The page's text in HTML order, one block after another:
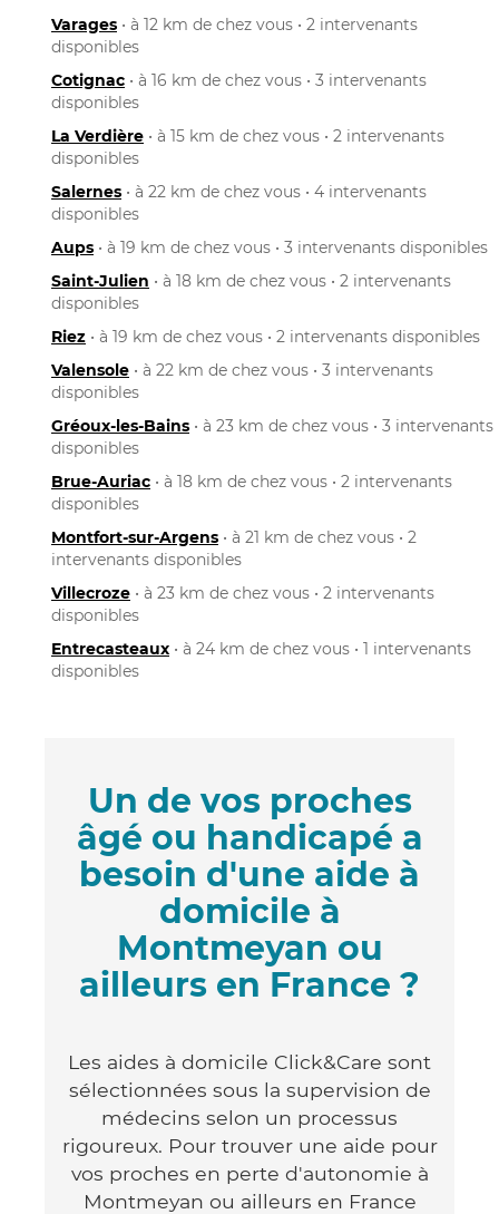
Varages • à 12 km de chez vous • 2 intervenants
disponibles
Cotignac • à 16 km de chez vous • 3 intervenants
disponibles
La Verdière • à 15 km de chez vous • 2 intervenants
disponibles
Salernes • à 22 km de chez vous • 4 intervenants
disponibles
Aups • à 19 km de chez vous • 3 intervenants disponibles
Saint-Julien • à 18 km de chez vous • 2 intervenants
disponibles
Riez • à 19 km de chez vous • 2 intervenants disponibles
Valensole • à 22 km de chez vous • 3 intervenants
disponibles
Gréoux-les-Bains • à 23 km de chez vous • 3 intervenants
disponibles
Brue-Auriac • à 18 km de chez vous • 2 intervenants
disponibles
Montfort-sur-Argens • à 21 km de chez vous • 2
intervenants disponibles
Villecroze • à 23 km de chez vous • 2 intervenants
disponibles
Entrecasteaux • à 24 km de chez vous • 1 intervenants
disponibles
Un de vos proches
âgé ou handicapé a
besoin d'une aide à
domicile à
Montmeyan ou
ailleurs en France ?
Les aides à domicile Click&Care sont
sélectionnées sous la supervision de
médecins selon un processus
rigoureux. Pour trouver une aide pour
vos proches en perte d'autonomie à
Montmeyan ou ailleurs en France